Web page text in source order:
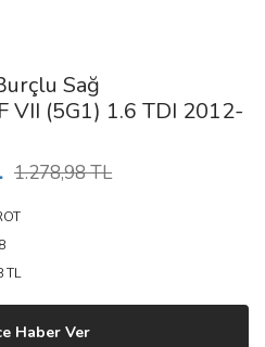
Sağ
VII (5G1) 1.6 TDI 2012-
1.278,98 TL
TL
Haber Ver